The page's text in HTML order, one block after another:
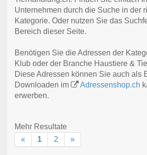
Unternehmen durch die Suche in der
Kategorie. Oder nutzen Sie das
Bereich dieser Seite.
Benötigen Sie die Adressen der
Klub oder der Branche Haustiere &
Diese Adressen können Sie auch als
Downloaden im
Adressenshop.ch
erwerben.
Mehr Resultate
«
1 2 »